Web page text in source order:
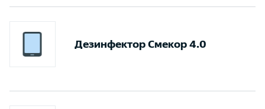
Дезинфектор Смекор 4.0